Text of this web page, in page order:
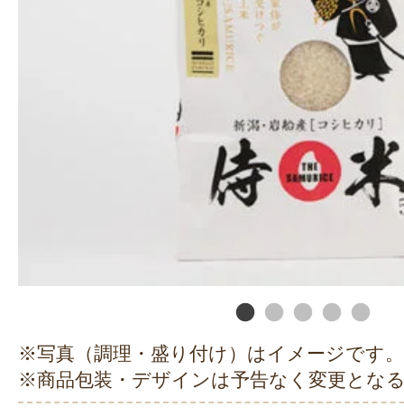
※写真（調理・盛り付け）はイメージです。
※商品包装・デザインは予告なく変更とな